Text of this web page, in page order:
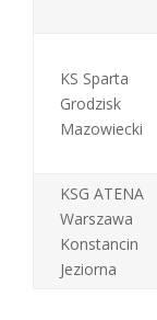
KS Sparta
Grodzisk
Mazowiecki
KSG ATENA
Warszawa
Konstancin
Jeziorna